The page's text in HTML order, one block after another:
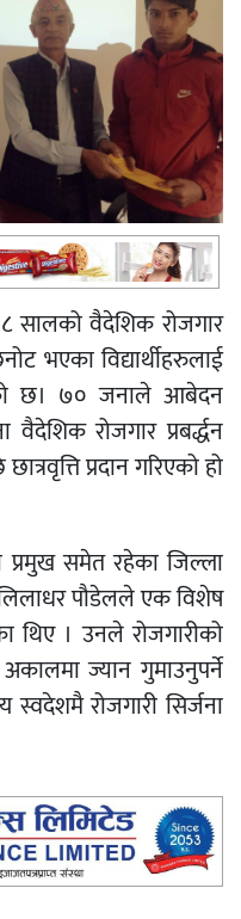
सालको वैदेशिक रोजगार
भएका विद्यार्थीहरुलाई
छ। ७० जनाले आबेदन
रोजगार प्रबर्द्धन
प्रदान गरिएको हो
प्रमुख समेत रहेका जिल्ला
पौडेलले एक विशेष
थिए । उनले रोजगारीको
ज्यान गुमाउनुपर्ने
स्वदेशमै रोजगारी सिर्जना